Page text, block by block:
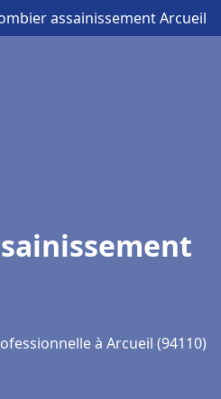
assainissement Arcueil
à Arcueil (94110)